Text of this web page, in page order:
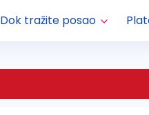
Dok tražite posao